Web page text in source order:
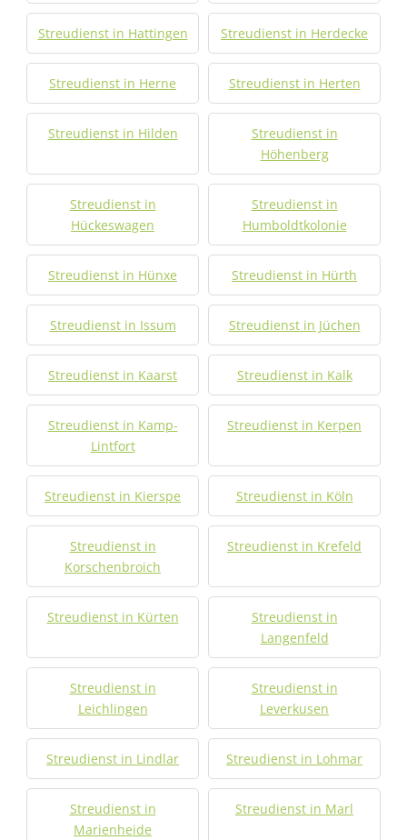
Streudienst in Hattingen Streudienst in Herdecke
Streudienst in Herne Streudienst in Herten
Streudienst in Hilden
Streudienst in
Höhenberg
Streudienst in
Hückeswagen
Streudienst in
Humboldtkolonie
Streudienst in Hünxe Streudienst in Hürth
Streudienst in Issum Streudienst in Jüchen
Streudienst in Kaarst Streudienst in Kalk
Streudienst in Kamp-
Lintfort
Streudienst in Kerpen
Streudienst in Kierspe Streudienst in Köln
Streudienst in
Korschenbroich
Streudienst in Krefeld
Streudienst in Kürten
Streudienst in
Langenfeld
Streudienst in
Leichlingen
Streudienst in
Leverkusen
Streudienst in Lindlar Streudienst in Lohmar
Streudienst in
Marienheide
Streudienst in Marl